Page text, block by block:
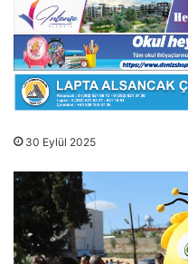
30 Eylül 2025